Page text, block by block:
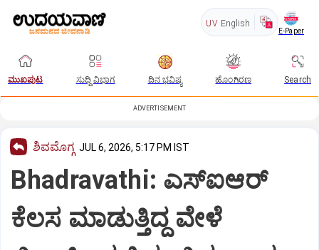
UV English
E-Paper
ಮುಖಪುಟ ಸುದ್ದಿ ವಿಭಾಗ ದಿನ ಭವಿಷ್ಯ ಹೊಂಗಿರಣ Search
ADVERTISEMENT
ಶಿವಮೊಗ್ಗ JUL 6, 2026, 5:17 PM IST
Bhadravathi: ಎಸ್‌ಐಆರ್
ಕೆಲಸ ಮಾಡುತ್ತಿದ್ದ ವೇಳೆ